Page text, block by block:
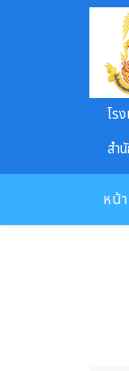
Skip to main
โร
สำ
หน้